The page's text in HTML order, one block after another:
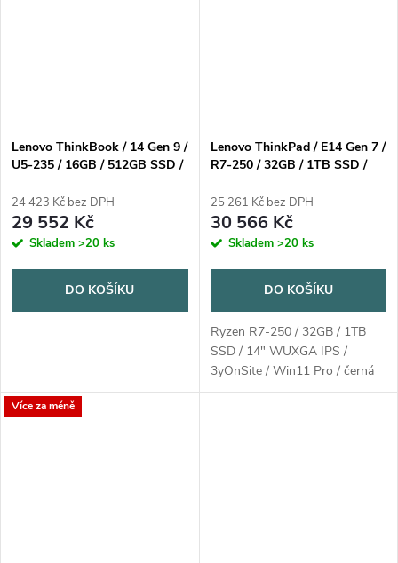
Lenovo ThinkBook / 14 Gen 9 /
U5-235 / 16GB / 512GB SSD /
Win11 Pro / šedá
24 423 Kč bez DPH
29 552 Kč
Skladem >20 ks
DO KOŠÍKU
Lenovo ThinkPad / E14 Gen 7 /
R7-250 / 32GB / 1TB SSD /
Win11 Pro / černá
25 261 Kč bez DPH
30 566 Kč
Skladem >20 ks
DO KOŠÍKU
Ryzen R7-250 / 32GB / 1TB
SSD / 14" WUXGA IPS /
3yOnSite / Win11 Pro / černá
Více za méně